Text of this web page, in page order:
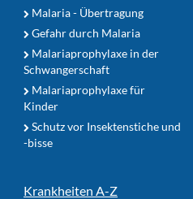
Malaria - Übertragung
Gefahr durch Malaria
Malariaprophylaxe in der
Schwangerschaft
Malariaprophylaxe für
Kinder
Schutz vor Insektenstiche und
-bisse
Krankheiten A-Z